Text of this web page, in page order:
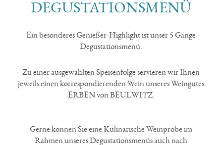
DEGUSTATIONSMENÜ
Ein besonderes Genießer-Highlight ist unser 5 Gänge
Degustationsmenü.
Zu einer ausgewählten Speisenfolge servieren wir Ihnen
jeweils einen korrespondierenden Wein unseres Weingutes
ERBEN von BEULWITZ.
Gerne können Sie eine Kulinarische Weinprobe im
Rahmen unseres Degustationsmenüs auch nach